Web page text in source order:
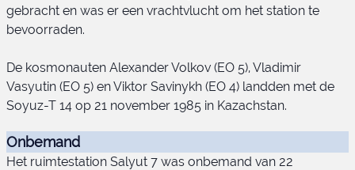
gebracht en was er een vrachtvlucht om het station te
bevoorraden.
De kosmonauten Alexander Volkov (EO 5), Vladimir
Vasyutin (EO 5) en Viktor Savinykh (EO 4) landden met de
Soyuz-T 14 op 21 november 1985 in Kazachstan.
Onbemand
Het ruimtestation Salyut 7 was onbemand van 22